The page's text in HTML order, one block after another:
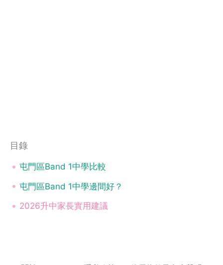
目錄
屯門區Band 1中學比較
屯門區Band 1中學邊間好？
2026升中家長實用建議